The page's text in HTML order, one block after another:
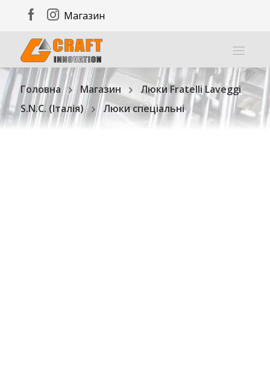
Магазин
Головна Магазин
Люки Fratelli Laveggi
S.N.C. (Італія)
Люки спеціальні